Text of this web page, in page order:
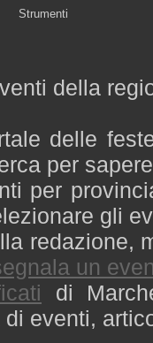
Strumenti
della
delle
per
per
gli
redazione,
un
di
eventi,